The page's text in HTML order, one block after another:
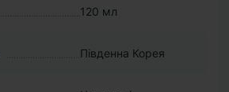
120 мл
Південна Корея